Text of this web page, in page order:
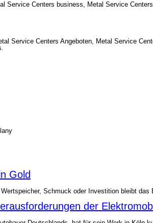
Centers business, Metal Service
Service Centers Angeboten, Metal Service
Gold
Schmuck oder Investition bleibt
der